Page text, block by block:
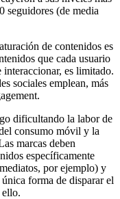
seguidores (de media
de contenidos es
que cada usuario
es limitado.
sociales emplean, más
dificultando la labor de
consumo móvil y la
marcas deben
específicamente
por ejemplo) y
forma de disparar el
ello.